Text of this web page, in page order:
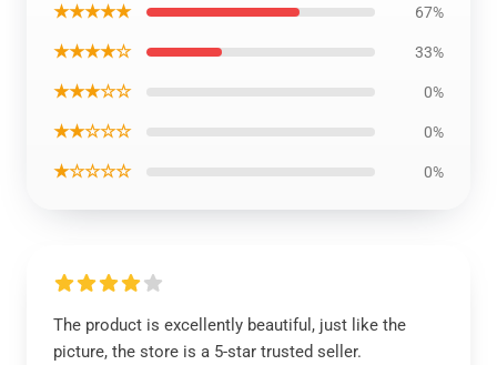
★★★★★ 67%
★★★★☆ 33%
★★★☆☆ 0%
★★☆☆☆ 0%
★☆☆☆☆ 0%
The product is excellently beautiful, just like the
picture, the store is a 5-star trusted seller.